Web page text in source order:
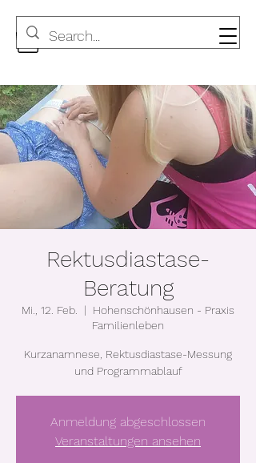
Rektusdiastase-
Beratung
Mi., 12. Feb.
  |
Hohenschönhausen - Praxis
Familienleben
Kurzanamnese, Rektusdiastase-Messung
und Programmablauf
Anmeldung abgeschlossen
Veranstaltungen ansehen